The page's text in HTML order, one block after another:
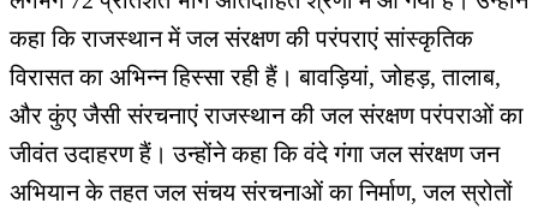
कहा कि राजस्थान में जल संरक्षण की परंपराएं सांस्कृतिक
विरासत का अभिन्न हिस्सा रही हैं। बावड़ियां, जोहड़, तालाब,
और कुंए जैसी संरचनाएं राजस्थान की जल संरक्षण परंपराओं का
जीवंत उदाहरण हैं। उन्होंने कहा कि वंदे गंगा जल संरक्षण जन
अभियान के तहत जल संचय संरचनाओं का निर्माण, जल स्रोतों